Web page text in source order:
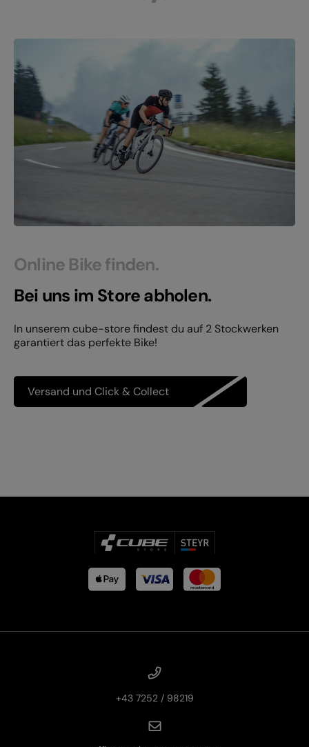
Online Bike finden.
Bei uns im Store abholen.
In unserem cube-store findest du auf 2 Stockwerken
garantiert das perfekte Bike!
Versand und Click & Collect
+43 7252 / 98219